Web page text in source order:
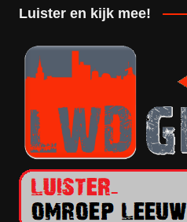
Luister en kijk mee!